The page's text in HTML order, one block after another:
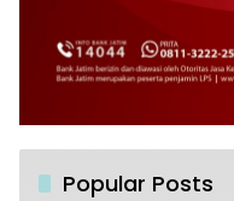
Popular Posts